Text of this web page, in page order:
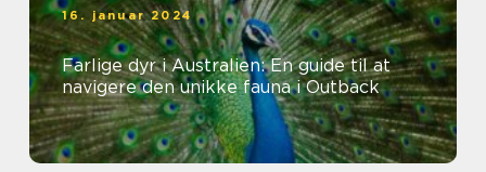
16. januar 2024
Farlige dyr i Australien: En guide til at
navigere den unikke fauna i Outback